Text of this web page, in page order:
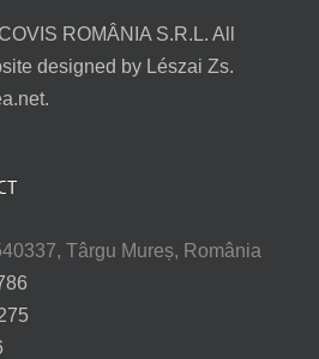
ROMÂNIA S.R.L. All
designed by Lészai Zs.
Târgu Mureș, România